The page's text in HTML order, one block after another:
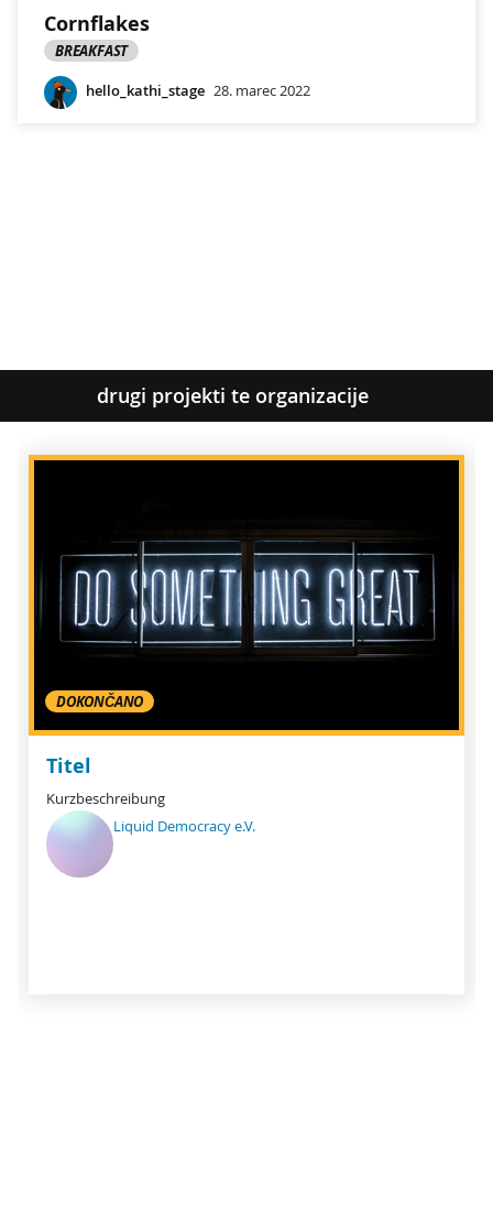
Cornflakes
BREAKFAST
hello_kathi_stage 28. marec 2022
drugi projekti te organizacije
DOKONČANO
Titel
Kurzbeschreibung
Liquid Democracy e.V.